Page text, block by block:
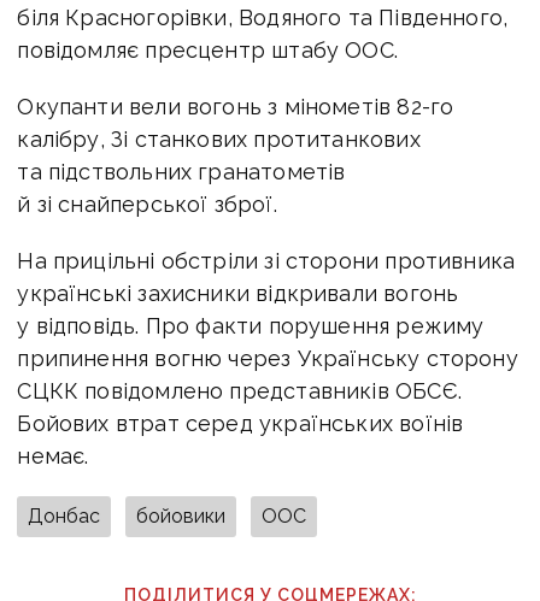
біля Красногорівки, Водяного та Південного,
повідомляє пресцентр штабу ООС.
Окупанти вели вогонь з мінометів 82-го
калібру, Зі станкових протитанкових
та підствольних гранатометів
й зі снайперської зброї.
На прицільні обстріли зі сторони противника
українські захисники відкривали вогонь
у відповідь. Про факти порушення режиму
припинення вогню через Українську сторону
СЦКК повідомлено представників ОБСЄ.
Бойових втрат серед українських воїнів
немає.
Донбас бойовики ООС
ПОДІЛИТИСЯ У СОЦМЕРЕЖАХ: